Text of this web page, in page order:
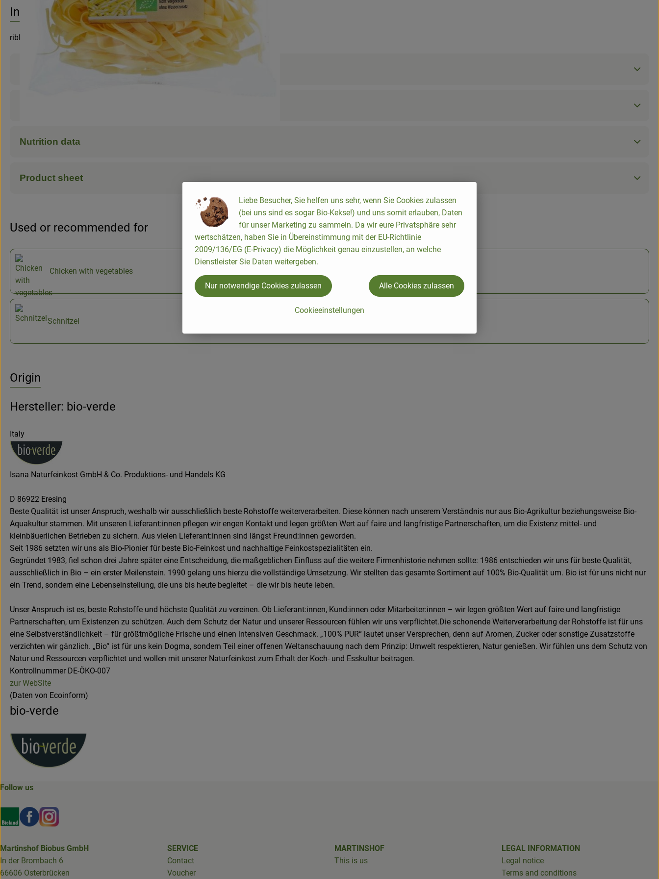
Info
ribbon noodles
Product information
Nutrition data
Product sheet
Used or recommended for
Chicken with vegetables
Schnitzel
Origin
Hersteller: bio-verde
Italy
Isana Naturfeinkost GmbH & Co. Produktions- und Handels KG
D 86922 Eresing
Beste Qualität ist unser Anspruch, weshalb wir ausschließlich beste Rohstoffe weiterverarbeiten. Diese können nach unserem Verständnis nur aus Bio-Agrikultur beziehungsweise Bio-
Aquakultur stammen. Mit unseren Lieferant:innen pflegen wir engen Kontakt und legen größten Wert auf faire und langfristige Partnerschaften, um die Existenz mittel- und
kleinbäuerlichen Betrieben zu sichern. Aus vielen Lieferant:innen sind längst Freund:innen geworden.
Seit 1986 setzten wir uns als Bio-Pionier für beste Bio-Feinkost und nachhaltige Feinkostspezialitäten ein.
Gegründet 1983, fiel schon drei Jahre später eine Entscheidung, die maßgeblichen Einfluss auf die weitere Firmenhistorie nehmen sollte: 1986 entschieden wir uns für beste Qualität,
ausschließlich in Bio – ein erster Meilenstein. 1990 gelang uns hierzu die vollständige Umsetzung. Wir stellten das gesamte Sortiment auf 100% Bio-Qualität um. Bio ist für uns nicht nur
ein Trend, sondern eine Lebenseinstellung, die uns bis heute begleitet – die wir bis heute leben.
Unser Anspruch ist es, beste Rohstoffe und höchste Qualität zu vereinen. Ob Lieferant:innen, Kund:innen oder Mitarbeiter:innen – wir legen größten Wert auf faire und langfristige
Partnerschaften, um Existenzen zu schützen. Auch dem Schutz der Natur und unserer Ressourcen fühlen wir uns verpflichtet.Die schonende Weiterverarbeitung der Rohstoffe ist für uns
eine Selbstverständlichkeit – für größtmögliche Frische und einen intensiven Geschmack. „100% PUR“ lautet unser Versprechen, denn auf Aromen, Zucker oder sonstige Zusatzstoffe
verzichten wir gänzlich. „Bio“ ist für uns kein Dogma, sondern Teil einer offenen Weltanschauung nach dem Prinzip: Umwelt respektieren, Natur genießen. Wir fühlen uns dem Schutz von
Natur und Ressourcen verpflichtet und wollen mit unserer Naturfeinkost zum Erhalt der Koch- und Esskultur beitragen.
Kontrollnummer DE-ÖKO-007
zur WebSite
(Daten von Ecoinform)
bio-verde
Follow us
Externer Link zu https://www.bioland.de/verbraucher
Externer Link zu https://www.facebook.com/martinshof/
Externer Link zu https://www.instagram.com/biobus_bringts/
Martinshof Biobus GmbH
In der Brombach 6
66606 Osterbrücken
SERVICE
Contact
Voucher
MARTINSHOF
This is us
LEGAL INFORMATION
Legal notice
Terms and conditions
Liebe Besucher, Sie helfen uns sehr, wenn Sie Cookies zulassen
(bei uns sind es sogar Bio-Kekse!) und uns somit erlauben, Daten
für unser Marketing zu sammeln. Da wir eure Privatsphäre sehr
wertschätzen, haben Sie in Übereinstimmung mit der EU-Richtlinie
2009/136/EG (E-Privacy) die Möglichkeit genau einzustellen, an welche
Dienstleister Sie Daten weitergeben.
Cookieeinstellungen
Nur notwendige Cookies zulassen Alle Cookies zulassen